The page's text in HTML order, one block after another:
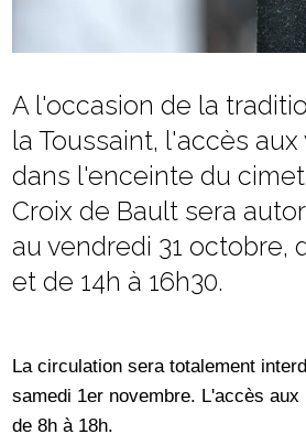
A l'occasion de la
la Toussaint, l'accès
dans l'enceinte du
Croix de Bault sera
au vendredi 31 octobre,
et de 14h à 16h30.
La circulation sera totalement
samedi 1er novembre. L'accès
de 8h à 18h.